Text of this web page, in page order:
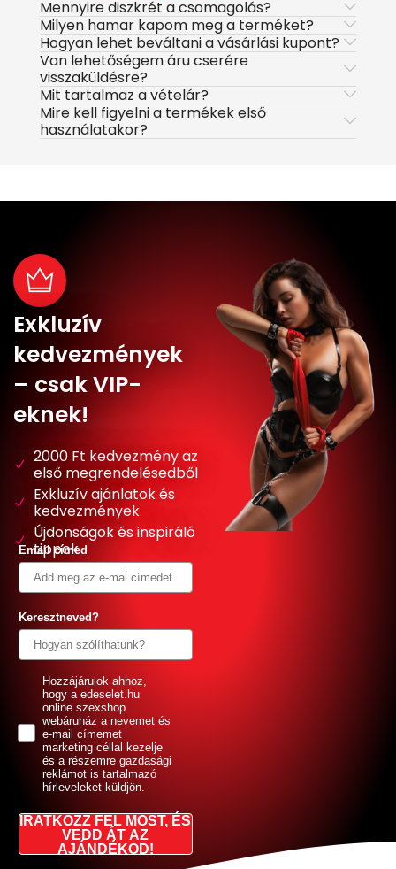
Mennyire diszkrét a csomagolás?
Milyen hamar kapom meg a terméket?
Hogyan lehet beváltani a vásárlási kupont?
Van lehetőségem áru cserére
visszaküldésre?
Mit tartalmaz a vételár?
Mire kell figyelni a termékek első
használatakor?
Exkluzív
kedvezmények
– csak VIP-
eknek!
2000 Ft kedvezmény az
első megrendelésedből
Exkluzív ajánlatok és
kedvezmények
Újdonságok és inspiráló
tippek
Email címed
Keresztneved?
GDPRHozzájárulok ahhoz,
hogy a edeselet.hu
online szexshop
webáruház a nevemet és
e-mail címemet
marketing céllal kezelje
és a részemre gazdasági
reklámot is tartalmazó
hírleveleket küldjön.
IRATKOZZ FEL MOST, ÉS
VEDD ÁT AZ
AJÁNDÉKOD!